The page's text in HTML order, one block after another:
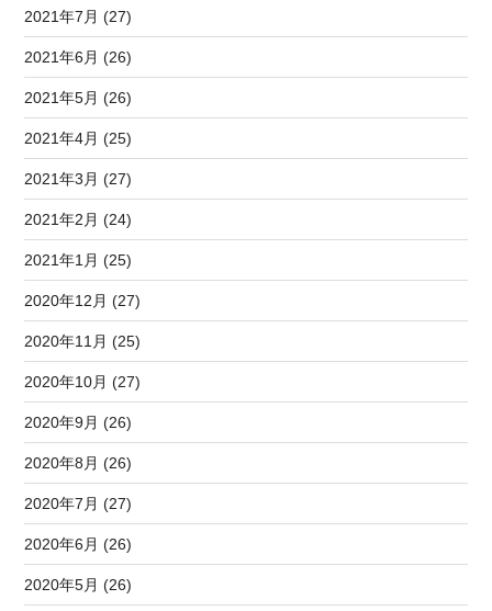
2021年7月 (27)
2021年6月 (26)
2021年5月 (26)
2021年4月 (25)
2021年3月 (27)
2021年2月 (24)
2021年1月 (25)
2020年12月 (27)
2020年11月 (25)
2020年10月 (27)
2020年9月 (26)
2020年8月 (26)
2020年7月 (27)
2020年6月 (26)
2020年5月 (26)